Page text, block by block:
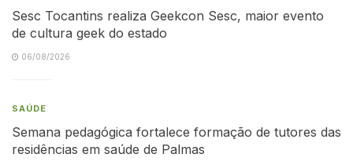
Sesc Tocantins realiza Geekcon Sesc, maior evento
de cultura geek do estado
06/08/2026
SAÚDE
Semana pedagógica fortalece formação de tutores das
residências em saúde de Palmas